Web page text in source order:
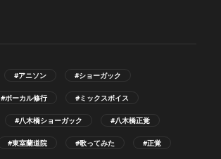
#アニソン #ショーガック
#ボーカル修行 #ミックスボイス
#八木橋ショーガック #八木橋正覚
#東室蘭道院 #歌ってみた #正覚